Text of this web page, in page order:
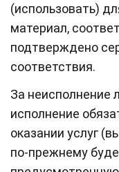
(использовать)
материал,
подтверждено
соответствия.
За неисполнение
исполнение
оказании услуг
по-прежнему